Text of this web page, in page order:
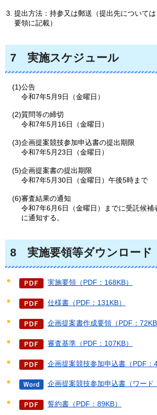
提出方法：持参又は郵送（提出先について
要領に記載）
7 実施スケジュール
(1)公告
令和7年5月9日（金曜日）
(2)質問等の締切
令和7年5月16日（金曜日）
(3)企画提案競技参加申込書の提出期限
令和7年5月23日（金曜日）
(5)企画提案書の提出期限
令和7年5月30日（金曜日）午後5時まで
(6)審査結果の通知
令和7年6月6日（金曜日）までに受託候補
に通知する。
8 実施要領等ダウンロード
実施要領（PDF：168KB）
仕様書（PDF：131KB）
企画提案書作成要領（PDF：72KB
審査基準（PDF：107KB）
企画提案競技参加申込書（PDF：
企画提案競技参加申込書（ワード
誓約書（PDF：89KB）